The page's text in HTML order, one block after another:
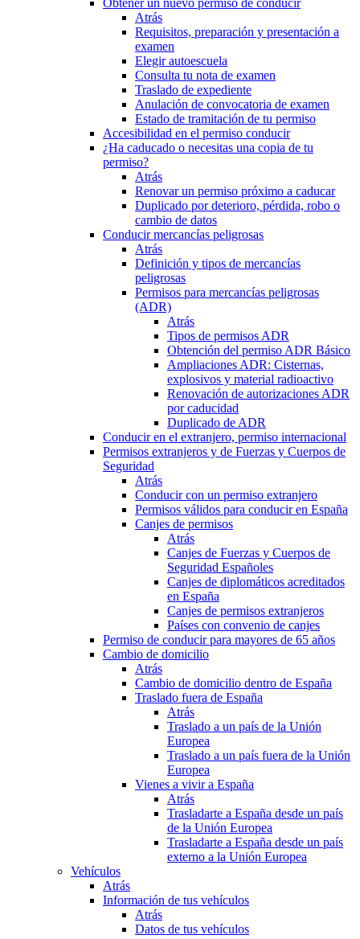
Obtener un nuevo permiso de conducir
Atrás
Requisitos, preparación y presentación a
examen
Elegir autoescuela
Consulta tu nota de examen
Traslado de expediente
Anulación de convocatoria de examen
Estado de tramitación de tu permiso
Accesibilidad en el permiso conducir
¿Ha caducado o necesitas una copia de tu
permiso?
Atrás
Renovar un permiso próximo a caducar
Duplicado por deterioro, pérdida, robo o
cambio de datos
Conducir mercancías peligrosas
Atrás
Definición y tipos de mercancías
peligrosas
Permisos para mercancías peligrosas
(ADR)
Atrás
Tipos de permisos ADR
Obtención del permiso ADR Básico
Ampliaciones ADR: Cisternas,
explosivos y material radioactivo
Renovación de autorizaciones ADR
por caducidad
Duplicado de ADR
Conducir en el extranjero, permiso internacional
Permisos extranjeros y de Fuerzas y Cuerpos de
Seguridad
Atrás
Conducir con un permiso extranjero
Permisos válidos para conducir en España
Canjes de permisos
Atrás
Canjes de Fuerzas y Cuerpos de
Seguridad Españoles
Canjes de diplomáticos acreditados
en España
Canjes de permisos extranjeros
Países con convenio de canjes
Permiso de conducir para mayores de 65 años
Cambio de domicilio
Atrás
Cambio de domicilio dentro de España
Traslado fuera de España
Atrás
Traslado a un país de la Unión
Europea
Traslado a un país fuera de la Unión
Europea
Vienes a vivir a España
Atrás
Trasladarte a España desde un país
de la Unión Europea
Trasladarte a España desde un país
externo a la Unión Europea
Vehículos
Atrás
Información de tus vehículos
Atrás
Datos de tus vehículos